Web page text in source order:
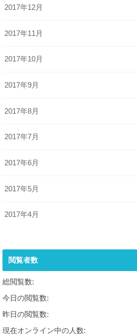
2017年12月
2017年11月
2017年10月
2017年9月
2017年8月
2017年7月
2017年6月
2017年5月
2017年4月
閲覧者数
総閲覧数:
今日の閲覧数:
昨日の閲覧数:
現在オンライン中の人数: